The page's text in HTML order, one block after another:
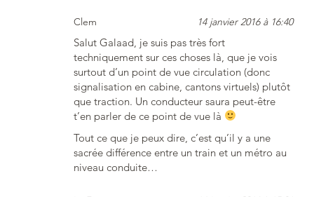
Clem 14 janvier 2016 à 16:40
Salut Galaad, je suis pas très fort
techniquement sur ces choses là, que je vois
surtout d’un point de vue circulation (donc
signalisation en cabine, cantons virtuels) plutôt
que traction. Un conducteur saura peut-être
t’en parler de ce point de vue là
Tout ce que je peux dire, c’est qu’il y a une
sacrée différence entre un train et un métro au
niveau conduite…